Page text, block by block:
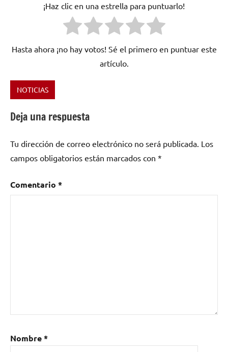
¡Haz clic en una estrella para puntuarlo!
Hasta ahora ¡no hay votos! Sé el primero en puntuar este
artículo.
Etiquetado
disco
Eveth,
grupo
heavy
NOTICIAS
Deja una respuesta
Tu dirección de correo electrónico no será publicada. Los
campos obligatorios están marcados con *
Comentario *
Nombre*